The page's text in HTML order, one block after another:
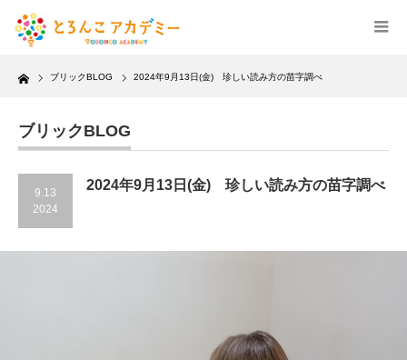
Home ブリックBLOG 2024年9月13日(金) 珍しい読み方の苗字調べ
ブリックBLOG
9.13
2024
2024年9月13日(金) 珍しい読み方の苗字調べ